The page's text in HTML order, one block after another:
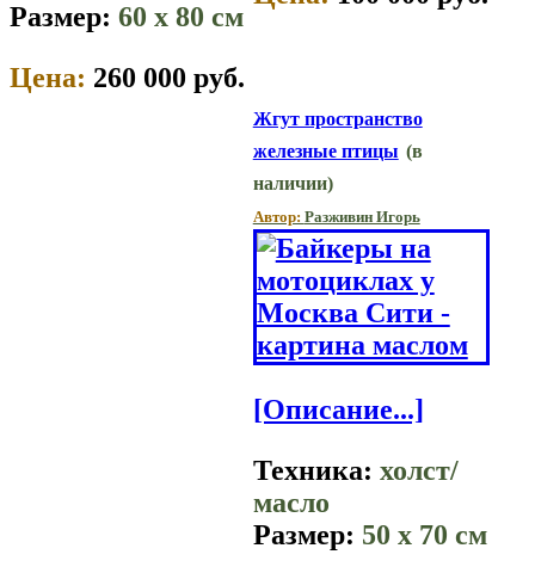
Размер: 60 x 80 см
Цена: 260 000 руб.
Жгут пространство
железные птицы (в
наличии)
Автор: Разживин Игорь
[Описание...]
Техника: холст/
масло
Размер: 50 x 70 см